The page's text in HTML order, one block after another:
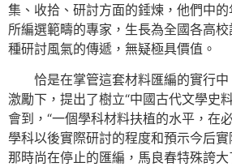
集、收拾、研討方面的錘煉，他們中
所編選範疇的專家，生長為全國各高
種研討風氣的傳遞，無疑極具價值。
恰是在掌管這套材料匯編的實行
激勵下，提出了樹立“中國古代文學史
會到，“一個學科材料扶植的水平，在
學科以後實際研討的程度和預示今后
那時尚在停止的匯編，馬良春特殊誇